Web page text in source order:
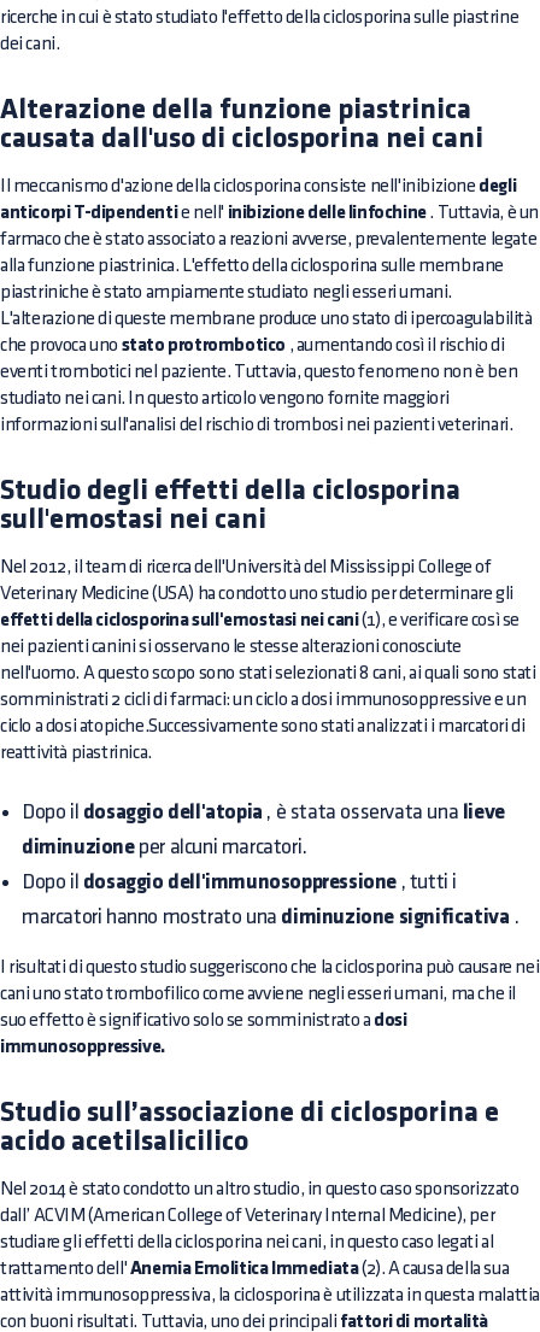
ricerche in cui è stato studiato l'effetto della ciclosporina sulle piastrine
dei cani.
Alterazione della funzione piastrinica
causata dall'uso di ciclosporina nei cani
Il meccanismo d'azione della ciclosporina consiste nell'inibizione degli
anticorpi T-dipendentie nell' inibizione delle linfochine. Tuttavia, è un
farmaco che è stato associato a reazioni avverse, prevalentemente legate
alla funzione piastrinica. L'effetto della ciclosporina sulle membrane
piastriniche è stato ampiamente studiato negli esseri umani.
L'alterazione di queste membrane produce uno stato di ipercoagulabilità
che provoca uno stato protrombotico , aumentando così il rischio di
eventi trombotici nel paziente. Tuttavia, questo fenomeno non è ben
studiato nei cani. In questo articolo vengono fornite maggiori
informazioni sull'analisi del rischio di trombosi nei pazienti veterinari.
Studio degli effetti della ciclosporina
sull'emostasi nei cani
Nel 2012, il team di ricerca dell'Università del Mississippi College of
Veterinary Medicine (USA) ha condotto uno studio per determinare gli
effetti della ciclosporina sull'emostasi nei cani(1), e verificare così se
nei pazienti canini si osservano le stesse alterazioni conosciute
nell'uomo. A questo scopo sono stati selezionati 8 cani, ai quali sono stati
somministrati 2 cicli di farmaci: un ciclo a dosi immunosoppressive e un
ciclo a dosi atopiche.Successivamente sono stati analizzati i marcatori di
reattività piastrinica.
Dopo il dosaggio dell'atopia , è stata osservata una lieve
diminuzioneper alcuni marcatori.
Dopo il dosaggio dell'immunosoppressione , tutti i
marcatori hanno mostrato una diminuzione significativa .
I risultati di questo studio suggeriscono che la ciclosporina può causare nei
cani uno stato trombofilico come avviene negli esseri umani, ma che il
suo effetto è significativo solo se somministrato a dosi
immunosoppressive.
Studio sull’associazione di ciclosporina e
acido acetilsalicilico
Nel 2014 è stato condotto un altro studio, in questo caso sponsorizzato
dall’ ACVIM (American College of Veterinary Internal Medicine), per
studiare gli effetti della ciclosporina nei cani, in questo caso legati al
trattamento dell' Anemia Emolitica Immediata(2). A causa della sua
attività immunosoppressiva, la ciclosporina è utilizzata in questa malattia
con buoni risultati. Tuttavia, uno dei principali fattori di mortalità